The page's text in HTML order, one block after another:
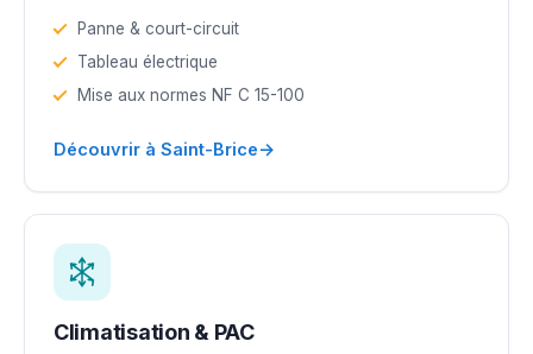
Panne & court-circuit
Tableau électrique
Mise aux normes NF C 15-100
Découvrir à Saint-Brice→
Climatisation & PAC